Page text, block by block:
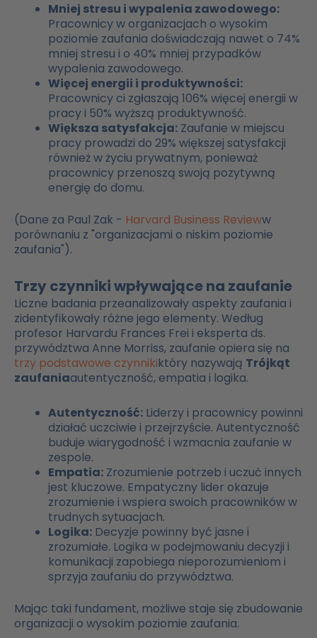
Mniej stresu i wypalenia zawodowego:
Pracownicy w organizacjach o wysokim
poziomie zaufania doświadczają nawet o 74%
mniej stresu i o 40% mniej przypadków
wypalenia zawodowego.
Więcej energii i produktywności:
Pracownicy ci zgłaszają 106% więcej energii w
pracy i 50% wyższą produktywność.
Większa satysfakcja: Zaufanie w miejscu
pracy prowadzi do 29% większej satysfakcji
również w życiu prywatnym, ponieważ
pracownicy przenoszą swoją pozytywną
energię do domu.
(Dane za Paul Zak - Harvard Business Revieww
porównaniu z "organizacjami o niskim poziomie
zaufania").
Trzy czynniki wpływające na zaufanie
Liczne badania przeanalizowały aspekty zaufania i
zidentyfikowały różne jego elementy. Według
profesor Harvardu Frances Frei i eksperta ds.
przywództwa Anne Morriss, zaufanie opiera się na
trzy podstawowe czynnikiktóry nazywają Trójkąt
zaufaniaautentyczność, empatia i logika.
Autentyczność: Liderzy i pracownicy powinni
działać uczciwie i przejrzyście. Autentyczność
buduje wiarygodność i wzmacnia zaufanie w
zespole.
Empatia: Zrozumienie potrzeb i uczuć innych
jest kluczowe. Empatyczny lider okazuje
zrozumienie i wspiera swoich pracowników w
trudnych sytuacjach.
Logika: Decyzje powinny być jasne i
zrozumiałe. Logika w podejmowaniu decyzji i
komunikacji zapobiega nieporozumieniom i
sprzyja zaufaniu do przywództwa.
Mając taki fundament, możliwe staje się zbudowanie
organizacji o wysokim poziomie zaufania.